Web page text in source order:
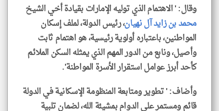
وقال: ' الاهتمام الذي توليه الإمارات بقيادة أخي الشيخ
محمد بن زايد آل نهيان، رئيس الدولة، لملف إسكان
المواطنين، باعتباره أولوية رئيسية، هو اهتمام ثابت
وأصيل، ونابع من الدور المهم الذي يمثله السكن الملائم
كأحد أبرز عوامل استقرار الأسرة المواطنة'.
وأضاف: ' تطوير ومتابعة المنظومة الإسكانية في الدولة
قائم ومستمر على الدوام بمشيئة الله، لضمان تلبية